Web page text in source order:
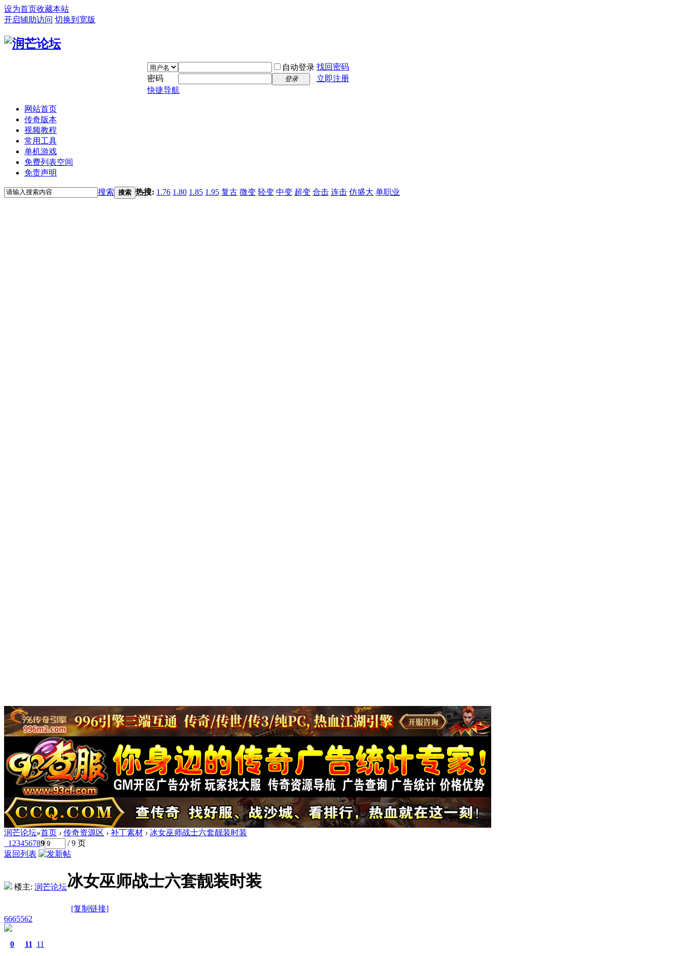
设为首页收藏本站
开启辅助访问 切换到宽版
自动登录 找回密码
密码
登录
立即注册
快捷导航
网站首页
传奇版本
视频教程
常用工具
单机游戏
免费列表空间
免责声明
搜索 搜索 热搜: 1.76 1.80 1.85 1.95 复古 微变 轻变 中变 超变 合击 连击 仿盛大 单职业
润芒论坛»首页 › 传奇资源区 › 补丁素材 › 冰女巫师战士六套靓装时装
1 23456789
/ 9 页
返回列表
楼主: 润芒论坛冰女巫师战士六套靓装时装
[复制链接]
6665562
0 11 11